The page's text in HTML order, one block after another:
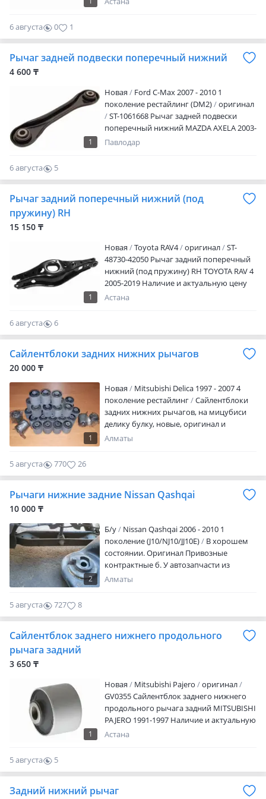
использовать регулировку рычагов.
Toyota Cresta, Toyota Chaser, GX100,
2LT-E, 4S-FE Товар полностью новый
6 августа 0 1
Рычаг задней подвески поперечный нижний
4 600 ₸
1
Новая
Ford C-Max 2007 - 2010 1
поколение рестайлинг (DM2)
оригинал
ST-1061668 Рычаг задней подвески
поперечный нижний MAZDA AXELA 2003-
2009 Наличие и актуальную цену
Павлодар
6 августа
5
0
Рычаг задний поперечный нижний (под
пружину) RH
15 150 ₸
1
Новая Toyota RAV4 оригинал
ST-
48730-42050 Рычаг задний поперечный
нижний (под пружину) RH TOYOTA RAV 4
2005-2019 Наличие и актуальную цену
уточняйте у менеджера
Астана
6 августа
6
0
Сайлентблоки задних нижних рычагов
20 000 ₸
1
Новая
Mitsubishi Delica 1997 - 2007 4
поколение рестайлинг
Сайлентблоки
задних нижних рычагов, на мицубиси
делику булку, новые, оригинал и
дубликат. Цена указана за комплект.
00, с 13: 00 до 14: 00 обед, воскресенье
выходной. Звоните в рабочее время.
Алматы
5 августа 770 26
Рычаги нижние задние Nissan Qashqai
10 000 ₸
2
Б/y
Nissan Qashqai 2006 - 2010 1
поколение (J10/NJ10/JJ10E)
В хорошем
состоянии. Оригинал Привозные
контрактные б. У автозапчасти из
Японии. Без пробега по РК. Можем
с 9: 00 до 20: 00 УБЕДИТЕЛЬНАЯ ПРОСЬБА
ПОЗЖЕ 20: 00 НЕ ЗВОНИТЬ В наличии
Алматы
5 августа 727 8
Сайлентблок заднего нижнего продольного
рычага задний
3 650 ₸
1
Новая Mitsubishi Pajero
оригинал
GV0355 Сайлентблок заднего нижнего
продольного рычага задний MITSUBISHI
PAJERO 1991-1997 Наличие и актуальную
цену уточняйте у менеджера
Астана
5 августа
5
0
Задний нижний рычаг